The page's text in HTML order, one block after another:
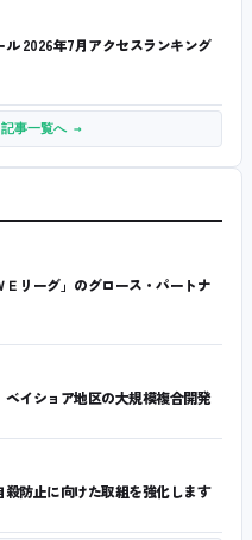
2026年7月アクセスランキング
記事一覧へ →
リーグ」のグロース・パートナ
イショア地区の大規模複合開発
防止に向けた取組を強化します